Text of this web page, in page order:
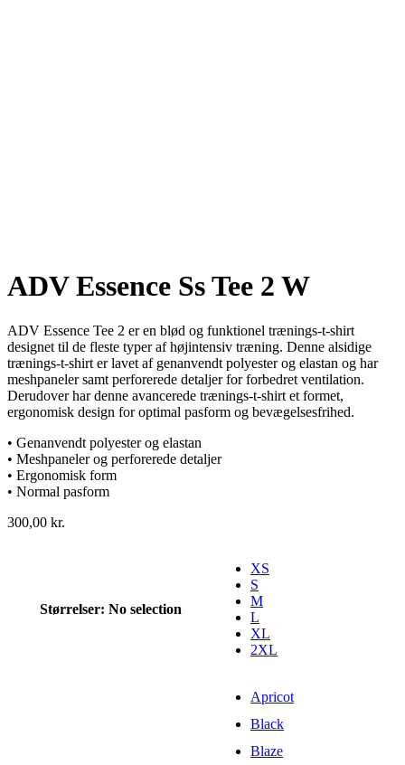
ADV Essence Ss Tee 2 W
ADV Essence Tee 2 er en blød og funktionel trænings-t-shirt
designet til de fleste typer af højintensiv træning. Denne alsidige
trænings-t-shirt er lavet af genanvendt polyester og elastan og har
meshpaneler samt perforerede detaljer for forbedret ventilation.
Derudover har denne avancerede trænings-t-shirt et formet,
ergonomisk design for optimal pasform og bevægelsesfrihed.
• Genanvendt polyester og elastan
• Meshpaneler og perforerede detaljer
• Ergonomisk form
• Normal pasform
300,00 kr.
Størrelser: No selection
XS
S
M
L
XL
2XL
Apricot
Black
Blaze